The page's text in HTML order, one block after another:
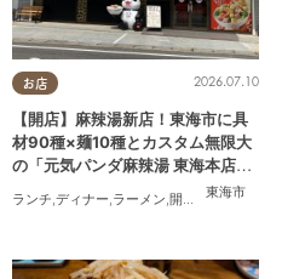
お店
東海市
2026.07.10
【開店】麻辣湯新店！東海市に具
材90種×麺10種とカスタム無限大
の「元気パンダ麻辣湯 東海本店」
ランチ ディナー ラーメン 開店 夫婦,カップル